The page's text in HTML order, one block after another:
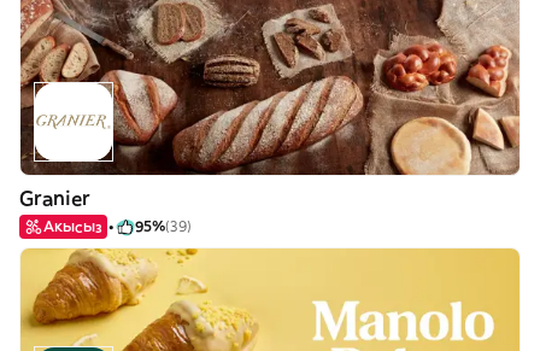
Granier
Акысыз 95%(39)